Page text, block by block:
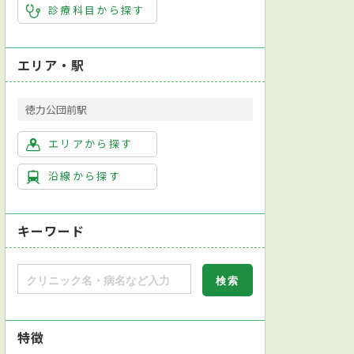
診療科目から探す
エリア・駅
徳力公団前駅
エリアから探す
沿線から探す
キーワード
特徴